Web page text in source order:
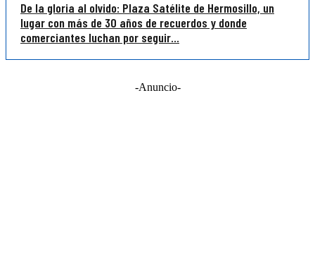
De la gloria al olvido: Plaza Satélite de Hermosillo, un
lugar con más de 30 años de recuerdos y donde
comerciantes luchan por seguir...
-Anuncio-